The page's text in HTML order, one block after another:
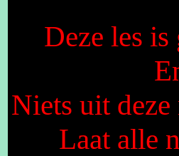
Deze les
Niets uit
Laat alle